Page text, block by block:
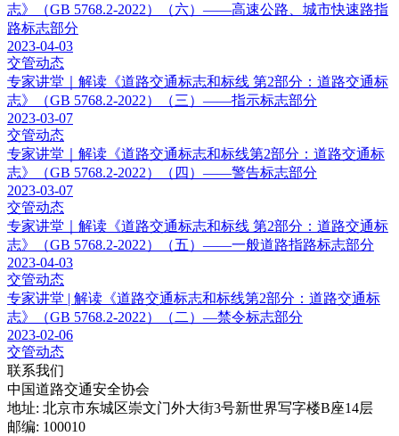
志》（GB 5768.2-2022）（六）——高速公路、城市快速路指
路标志部分
2023-04-03
交管动态
专家讲堂｜解读《道路交通标志和标线 第2部分：道路交通标
志》（GB 5768.2-2022）（三）——指示标志部分
2023-03-07
交管动态
专家讲堂｜解读《道路交通标志和标线第2部分：道路交通标
志》（GB 5768.2-2022）（四）——警告标志部分
2023-03-07
交管动态
专家讲堂｜解读《道路交通标志和标线 第2部分：道路交通标
志》（GB 5768.2-2022）（五）——一般道路指路标志部分
2023-04-03
交管动态
专家讲堂 | 解读《道路交通标志和标线第2部分：道路交通标
志》（GB 5768.2-2022）（二）—禁令标志部分
2023-02-06
交管动态
联系我们
中国道路交通安全协会
地址: 北京市东城区崇文门外大街3号新世界写字楼B座14层
邮编: 100010